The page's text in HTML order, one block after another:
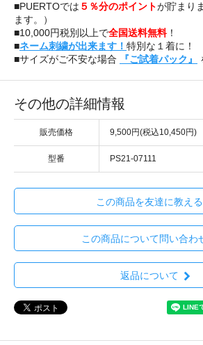
■PUERTOでは ５％分のポイントが貯まり
ます。）
■10,000円税別以上で全国送料無料！
■ネーム刺繍が出来ます！ 特別な１着に！
■サイズがご不安な場合
『ご試着パック』
その他の詳細情報
販売価格 9,500円(税込10,450円)
型番 PS21-07111
この商品を友達に教える
この商品について問い合わ
返品について